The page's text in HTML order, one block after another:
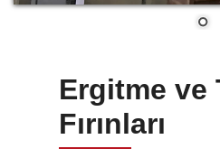
Ergitme ve
Fırınları